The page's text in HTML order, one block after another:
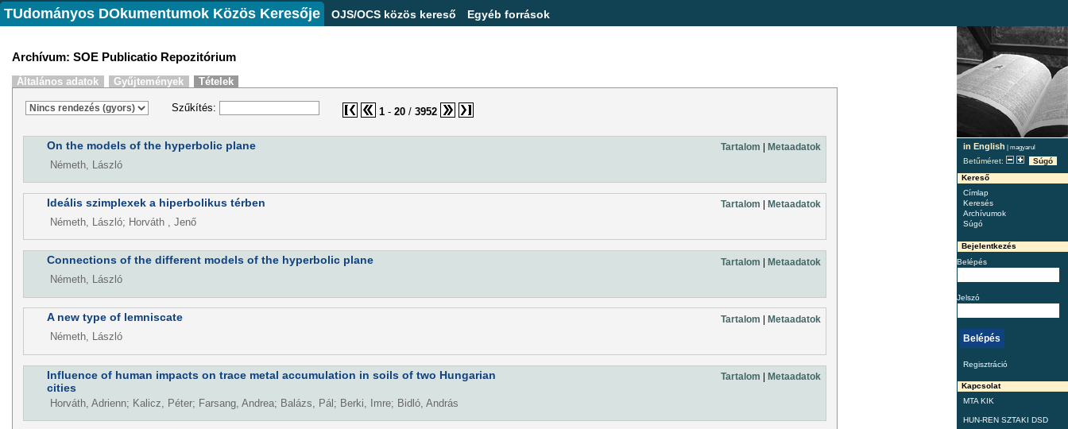
TUdományos DOkumentumok Közös Keresője OJS/OCS közös kereső Egyéb források
in English | magyarul
Betűméret:
Súgó
Kereső
Címlap
Keresés
Archívumok
Súgó
Bejelentkezés
Belépés
Jelszó
Regisztráció
Kapcsolat
MTA KIK
HUN-REN SZTAKI DSD
Archívum: SOE Publicatio Repozitórium
Általános adatok Gyűjtemények Tételek
Szűkítés: 1- 20/ 3952
On the models of the hyperbolic plane Tartalom Metaadatok
Németh, László
Ideális szimplexek a hiperbolikus térben Tartalom Metaadatok
Németh, László; Horváth , Jenő
Connections of the different models of the hyperbolic plane Tartalom | Metaadatok
Németh, László
A new type of lemniscate Tartalom Metaadatok
Németh, László
Influence of human impacts on trace metal accumulation in soils of two Hungarian
cities
Tartalom Metaadatok
Horváth, Adrienn; Kalicz, Péter; Farsang, Andrea; Balázs, Pál; Berki, Imre; Bidló, András